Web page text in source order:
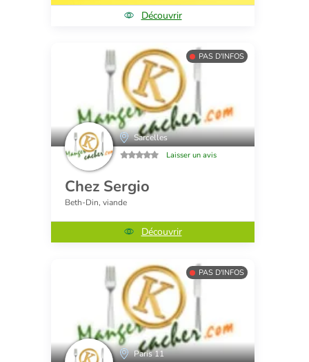
Découvrir
PAS D'INFOS
Sarcelles
Laisser un avis
Chez Sergio
Beth-Din, viande
Découvrir
PAS D'INFOS
Paris 11